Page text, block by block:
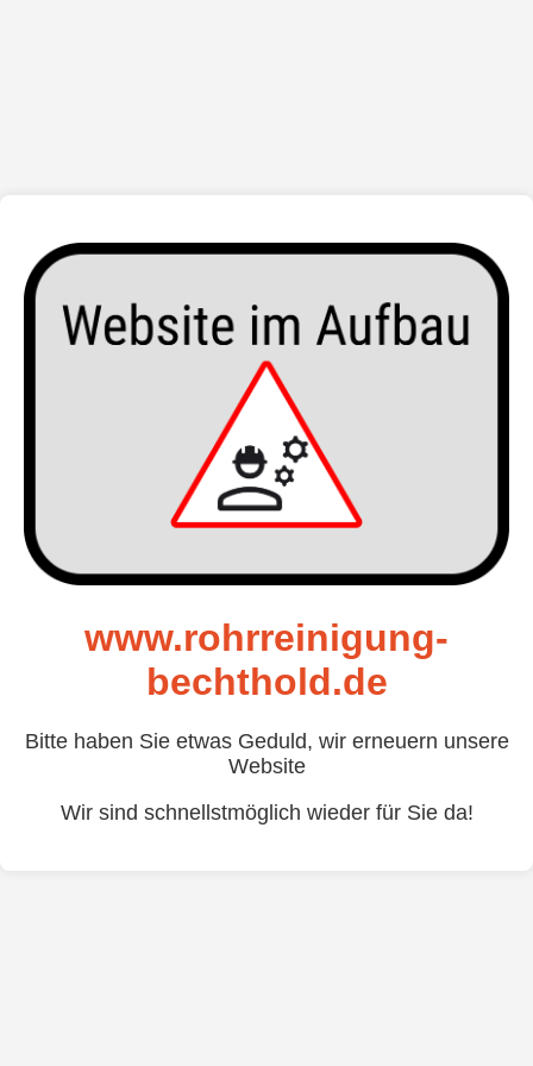
www.rohrreinigung-
bechthold.de
Bitte haben Sie etwas Geduld, wir erneuern unsere
Website
Wir sind schnellstmöglich wieder für Sie da!